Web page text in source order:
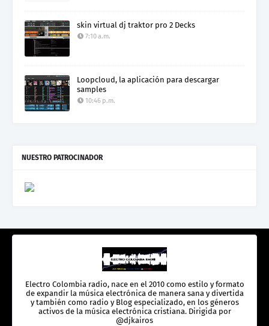
skin virtual dj traktor pro 2 Decks
7:10 a.m.
Loopcloud, la aplicación para descargar
samples
10:46 p.m.
NUESTRO PATROCINADOR
Electro Colombia radio, nace en el 2010 como estilo y formato
de expandir la música electrónica de manera sana y divertida
y también como radio y Blog especializado, en los géneros
activos de la música electrónica cristiana. Dirigida por
@djkairos